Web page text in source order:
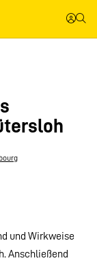
und Wirkweise
Anschließend